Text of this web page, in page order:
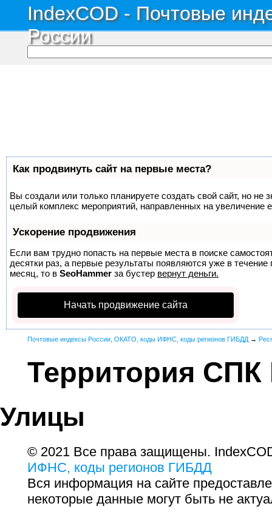
IndexCOD - Почтовые
России
Как продвинуть сайт на первые места?
Вы создали или только планируете создать свой сайт, но не
целый комплекс мероприятий, направленных на увеличение
Ускорение продвижения
Если вам трудно попасть на первые места в поиске
десятки раз, а первые результаты появляются уже в
месяц, то в SeoHammer за бустер вернут деньги.
Начать продвижение сайта
Почтовые индексы России, ОКАТО, коды ИФНС, коды регионов ГИБДД →
Территория СПК
Улицы
© 2021 Все права защищены.
ИФНС, коды регионов ГИБДД
Вся информация на сайте
некоторые данные могут быть не